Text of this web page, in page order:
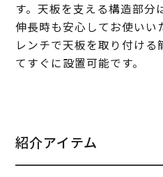
す。天板を支える構造部分
伸長時も安心してお使いい
レンチで天板を取り付ける
てすぐに設置可能です。
紹介アイテム